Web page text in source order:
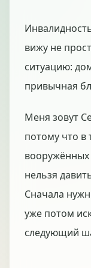
вижу не
ситуацию:
привычная
Меня зовут
потому что в
вооружённых
нельзя
Сначала
уже потом
следующий